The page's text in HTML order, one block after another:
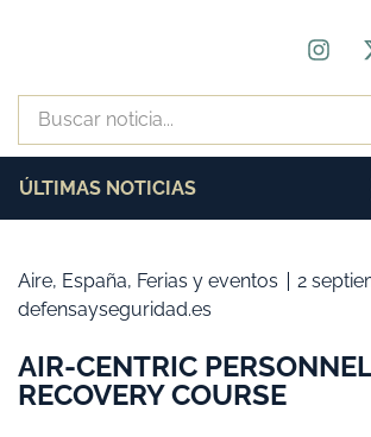
ÚLTIMAS NOTICIAS
Aire, España, Ferias y eventos
2
defensayseguridad.es
AIR-CENTRIC PERSONNEL
RECOVERY COURSE